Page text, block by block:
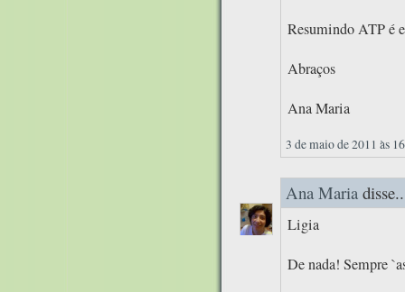
Resumindo ATP é
Abraços
Ana Maria
3 de maio de 2011 às
Ana Maria
Ligia
De nada! Sempre